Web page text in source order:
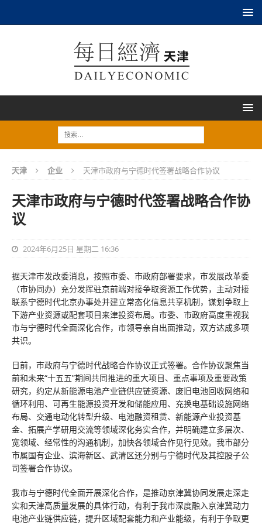
天津 企业 天津市政府与宁德时代签署战略合作协议
天津市政府与宁德时代签署战略合作协
议
2024年6月25日 星期二 16:36
据天津市发改委消息，按照市委、市政府部署要求，市发展改革委
（市协同办）充分发挥驻京前端对接争取资源工作优势，主动对接
联系宁德时代北京办事处并建立常态化信息共享机制，谋划争取上
下游产业资源或配套项目来津投资布局。市委、市政府高度重视我
市与宁德时代全面深化合作，市领导亲自出面推动，双方达成多项
共识。
日前，市政府与宁德时代战略合作协议正式签署。合作协议聚焦当
前和未来“十五五”期间共同推进的重大项目、重点事项及重要政策
研究，约定从新能源电池产业链供应链资源、废旧电池回收网络和
循环利用、可再生能源投资开发和储能应用、充换电基础设施网络
布局、交通电动化转型升级、电池融资租赁、新能源产业投资基
金、拓展产学研用交流等领域深化务实合作，并明确建立多层次、
宽领域、经常性的沟通机制，加快各领域合作见行见效。我市部分
市属国有企业、滨海新区、武清区还分别与宁德时代及其控股子公
司签署合作协议。
我市与宁德时代全面开展深化合作，是推动京津冀协同发展走深走
实和天津高质量发展的具体行动，有利于我市深度融入京津冀动力
电池产业链供应链，提升区域配套能力和产业能级，有利于争取更